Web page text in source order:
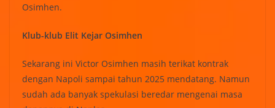
Osimhen.
Klub-klub Elit Kejar Osimhen
Sekarang ini Victor Osimhen masih terikat kontrak
dengan Napoli sampai tahun 2025 mendatang. Namun
sudah ada banyak spekulasi beredar mengenai masa